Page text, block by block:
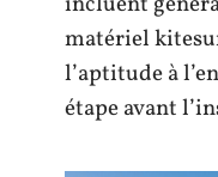
matériel
l’aptitude à
étape avant